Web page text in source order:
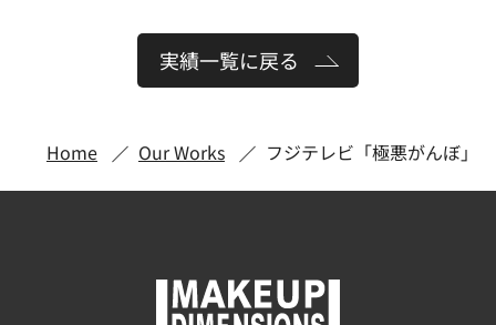
実績一覧に戻る
Home Our Works フジテレビ「極悪がんぼ」